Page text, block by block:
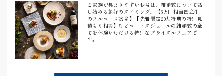
ご家族が集まりやすいお盆は、結婚式について話
し始める絶好のタイミング。【3万円相当国産牛
のフルコース試食】【先着限定20大特典の特別見
積もり相談】などコートダジュールの結婚式の全
てを体験いただける特別なブライダルフェアで
す。